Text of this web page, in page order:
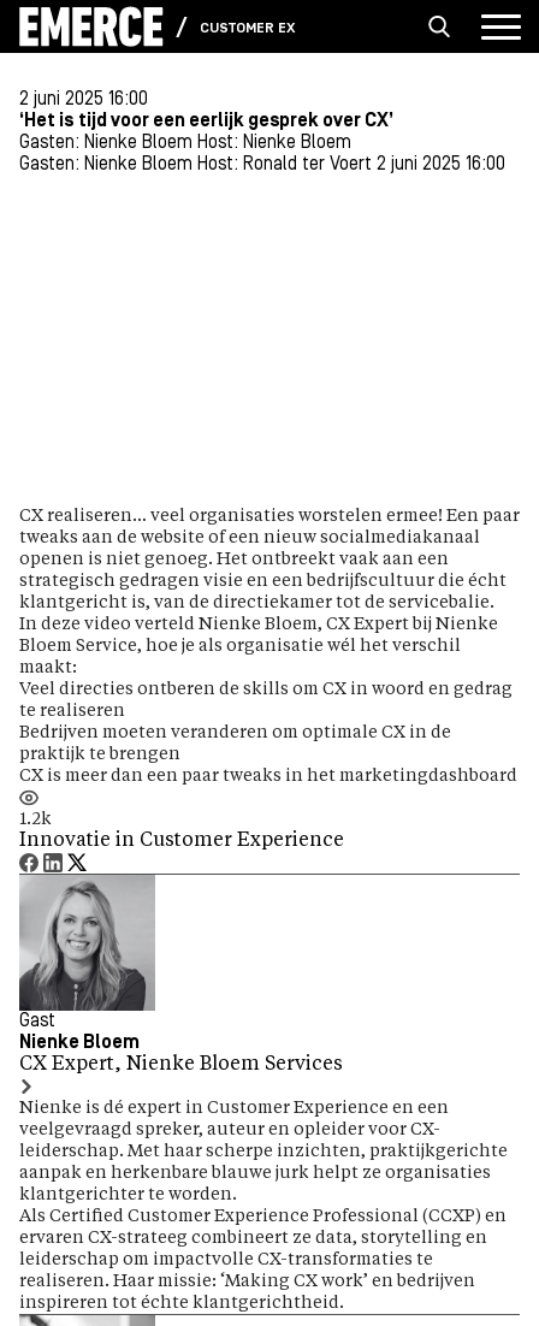
CUSTOMER EXPERIENCE
2 juni 2025 16:00
‘Het is tijd voor een eerlijk gesprek over CX’
Gasten: Nienke Bloem Host: Nienke Bloem
Gasten: Nienke Bloem Host: Ronald ter Voert 2 juni 2025 16:00
CX realiseren… veel organisaties worstelen ermee! Een paar
tweaks aan de website of een nieuw socialmediakanaal
openen is niet genoeg. Het ontbreekt vaak aan een
strategisch gedragen visie en een bedrijfscultuur die écht
klantgericht is, van de directiekamer tot de servicebalie.
In deze video verteld Nienke Bloem, CX Expert bij Nienke
Bloem Service, hoe je als organisatie wél het verschil
maakt:
Veel directies ontberen de skills om CX in woord en gedrag
te realiseren
Bedrijven moeten veranderen om optimale CX in de
praktijk te brengen
CX is meer dan een paar tweaks in het marketingdashboard
1.2k
Innovatie in Customer Experience
Gast
Nienke Bloem
CX Expert, Nienke Bloem Services
Nienke is dé expert in Customer Experience en een
veelgevraagd spreker, auteur en opleider voor CX-
leiderschap. Met haar scherpe inzichten, praktijkgerichte
aanpak en herkenbare blauwe jurk helpt ze organisaties
klantgerichter te worden.
Als Certified Customer Experience Professional (CCXP) en
ervaren CX-strateeg combineert ze data, storytelling en
leiderschap om impactvolle CX-transformaties te
realiseren. Haar missie: ‘Making CX work’ en bedrijven
inspireren tot échte klantgerichtheid.